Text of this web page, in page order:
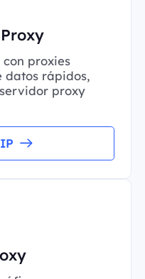
con proxies
datos rápidos,
proxy